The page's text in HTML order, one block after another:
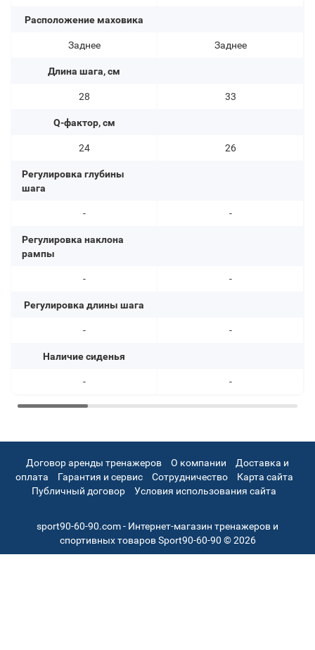
Расположение маховика
Заднее
Длина шага, см
28
Q-фактор, см
24
Регулировка глубины
шага
-
Регулировка наклона
рампы
-
Регулировка длины шага
-
Наличие сиденья
-
Заднее
33
26
-
-
-
-
Договор аренды тренажеров О компании
Доставка и
оплата
Гарантия и сервис Сотрудничество
Карта сайта
Публичный договор
Условия использования сайта
sport90-60-90.com - Интернет-магазин тренажеров и
спортивных товаров Sport90-60-90 © 2026